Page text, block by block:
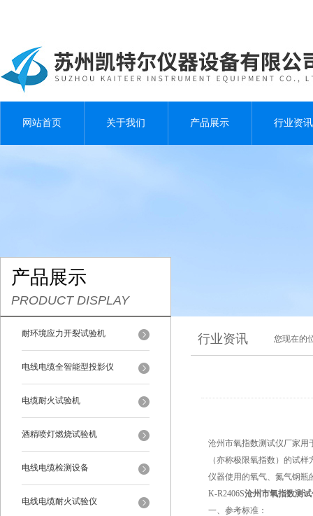
网站首页 关于我们 产品展示 行业资讯
产品展示
PRODUCT DISPLAY
耐环境应力开裂试验机
电线电缆全智能型投影仪
电缆耐火试验机
酒精喷灯燃烧试验机
电线电缆检测设备
电线电缆耐火试验仪
行业资讯 您现在的
沧州市氧指数测试仪厂家用
（亦称极限氧指数）的试
仪器使用的氧气、氮气钢瓶
K-R2406S沧州市氧指数测
一、参考标准：